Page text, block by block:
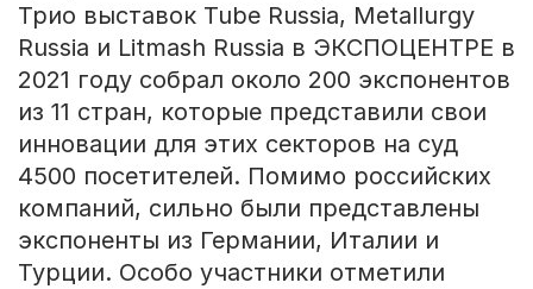
Трио выставок Tube Russia, Metallurgy
Russia и Litmash Russia в ЭКСПОЦЕНТРЕ в
2021 году собрал около 200 экспонентов
из 11 стран, которые представили свои
инновации для этих секторов на суд
4500 посетителей. Помимо российских
компаний, сильно были представлены
экспоненты из Германии, Италии и
Турции. Особо участники отметили